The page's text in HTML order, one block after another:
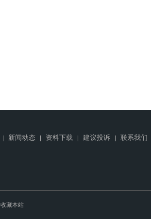
新闻动态 资料下载 建议投诉 联系我们
收藏本站